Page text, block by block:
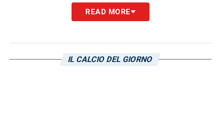
per prepararsi al meglio in vista della
prossima gara e gli occhi sono puntati su
seduta individuale per recuperare da un
READ MORE
IL CALCIO DEL GIORNO